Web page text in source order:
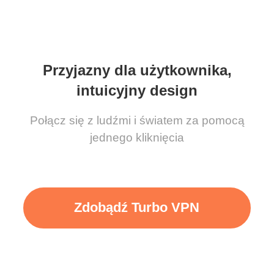
Przyjazny dla użytkownika,
intuicyjny design
Połącz się z ludźmi i światem za pomocą
jednego kliknięcia
Zdobądź Turbo VPN